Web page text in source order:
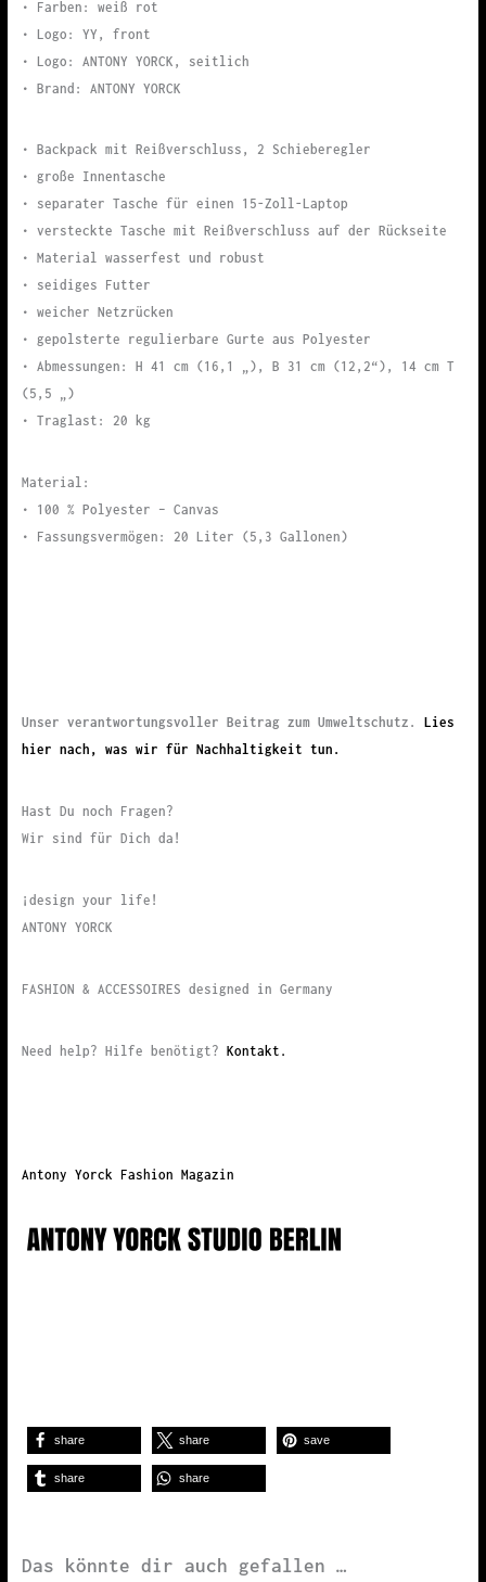
• Farben: weiß rot
• Logo: YY, front
• Logo: ANTONY YORCK, seitlich
• Brand: ANTONY YORCK
• Backpack mit Reißverschluss, 2 Schieberegler
• große Innentasche
• separater Tasche für einen 15-Zoll-Laptop
• versteckte Tasche mit Reißverschluss auf der Rückseite
• Material wasserfest und robust
• seidiges Futter
• weicher Netzrücken
• gepolsterte regulierbare Gurte aus Polyester
• Abmessungen: H 41 cm (16,1 „), B 31 cm (12,2“), 14 cm T
(5,5 „)
• Traglast: 20 kg
Material:
• 100 % Polyester – Canvas
• Fassungsvermögen: 20 Liter (5,3 Gallonen)
Unser verantwortungsvoller Beitrag zum Umweltschutz.
Lies
hier nach, was wir für Nachhaltigkeit tun.
Hast Du noch Fragen?
Wir sind für Dich da!
¡design your life!
ANTONY YORCK
FASHION & ACCESSOIRES designed in Germany
Need help? Hilfe benötigt? Kontakt.
Antony Yorck Fashion Magazin
share share save
share share
Das könnte dir auch gefallen …